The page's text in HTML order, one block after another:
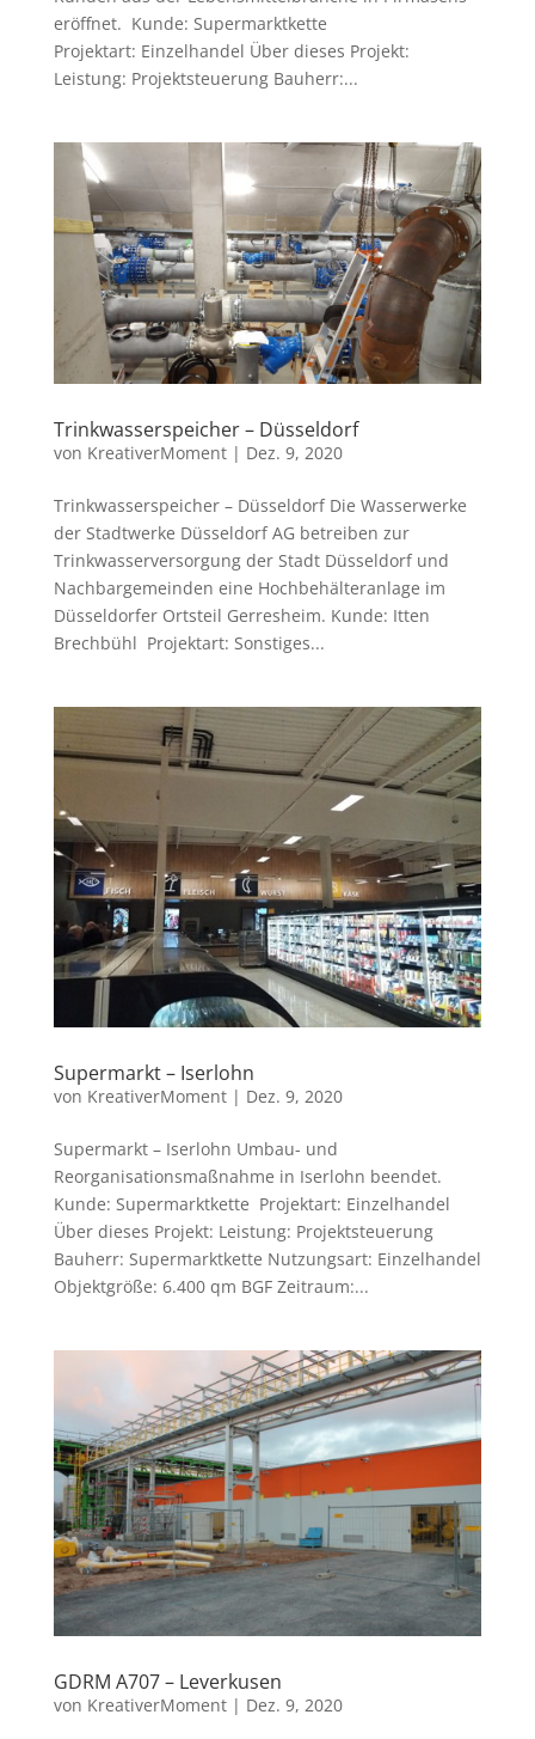
eröffnet. Kunde: Supermarktkette
Projektart: Einzelhandel Über dieses Projekt:
Leistung: Projektsteuerung Bauherr:...
Trinkwasserspeicher – Düsseldorf
von KreativerMoment| Dez. 9, 2020
Trinkwasserspeicher – Düsseldorf Die Wasserwerke
der Stadtwerke Düsseldorf AG betreiben zur
Trinkwasserversorgung der Stadt Düsseldorf und
Nachbargemeinden eine Hochbehälteranlage im
Düsseldorfer Ortsteil Gerresheim. Kunde: Itten
Brechbühl Projektart: Sonstiges...
Supermarkt – Iserlohn
von KreativerMoment| Dez. 9, 2020
Supermarkt – Iserlohn Umbau- und
Reorganisationsmaßnahme in Iserlohn beendet.
Kunde: Supermarktkette Projektart: Einzelhandel
Über dieses Projekt: Leistung: Projektsteuerung
Bauherr: Supermarktkette Nutzungsart: Einzelhandel
Objektgröße: 6.400 qm BGF Zeitraum:...
GDRM A707 – Leverkusen
von KreativerMoment| Dez. 9, 2020